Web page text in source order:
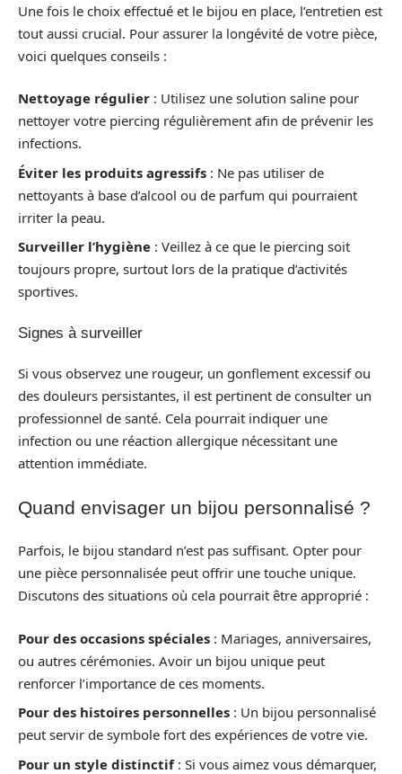
Une fois le choix effectué et le bijou en place, l’entretien est
tout aussi crucial. Pour assurer la longévité de votre pièce,
voici quelques conseils :
Nettoyage régulier : Utilisez une solution saline pour
nettoyer votre piercing régulièrement afin de prévenir les
infections.
Éviter les produits agressifs : Ne pas utiliser de
nettoyants à base d’alcool ou de parfum qui pourraient
irriter la peau.
Surveiller l’hygiène : Veillez à ce que le piercing soit
toujours propre, surtout lors de la pratique d’activités
sportives.
Signes à surveiller
Si vous observez une rougeur, un gonflement excessif ou
des douleurs persistantes, il est pertinent de consulter un
professionnel de santé. Cela pourrait indiquer une
infection ou une réaction allergique nécessitant une
attention immédiate.
Quand envisager un bijou personnalisé ?
Parfois, le bijou standard n’est pas suffisant. Opter pour
une pièce personnalisée peut offrir une touche unique.
Discutons des situations où cela pourrait être approprié :
Pour des occasions spéciales : Mariages, anniversaires,
ou autres cérémonies. Avoir un bijou unique peut
renforcer l’importance de ces moments.
Pour des histoires personnelles : Un bijou personnalisé
peut servir de symbole fort des expériences de votre vie.
Pour un style distinctif: Si vous aimez vous démarquer,